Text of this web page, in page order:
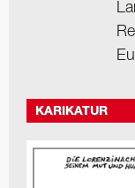
KARIKATUR